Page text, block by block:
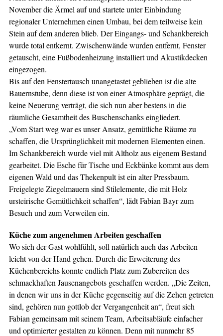
November die Ärmel auf und startete unter Einbindung
regionaler Unternehmen einen Umbau, bei dem teilweise kein
Stein auf dem anderen blieb. Der Eingangs- und Schankbereich
wurde total entkernt. Zwischenwände wurden entfernt, Fenster
getauscht, eine Fußbodenheizung installiert und Akustikdecken
eingezogen.
Bis auf den Fenstertausch unangetastet geblieben ist die alte
Bauernstube, denn diese ist von einer Atmosphäre geprägt, die
keine Neuerung verträgt, die sich nun aber bestens in die
räumliche Gesamtheit des Buschenschanks eingliedert.
„Vom Start weg war es unser Ansatz, gemütliche Räume zu
schaffen, die Ursprünglichkeit mit modernen Elementen einen.
Im Schankbereich wurde viel mit Altholz aus eigenem Bestand
gearbeitet. Die Esche für Tische und Eckbänke kommt aus dem
eigenen Wald und das Thekenpult ist ein alter Pressbaum.
Freigelegte Ziegelmauern sind Stilelemente, die mit Holz
ursteirische Gemütlichkeit schaffen“, lädt Fabian Bayr zum
Besuch und zum Verweilen ein.
Küche zum angenehmen Arbeiten geschaffen
Wo sich der Gast wohlfühlt, soll natürlich auch das Arbeiten
leicht von der Hand gehen. Durch die Erweiterung des
Küchenbereichs konnte endlich Platz zum Zubereiten des
schmackhaften Jausenangebots geschaffen werden. „Die Zeiten,
in denen wir uns in der Küche gegenseitig auf die Zehen getreten
sind, gehören nun gottlob der Vergangenheit an“, freut sich
Fabian gemeinsam mit seinem Team, Arbeitsabläufe einfacher
und optimierter gestalten zu können. Denn mit nunmehr 85